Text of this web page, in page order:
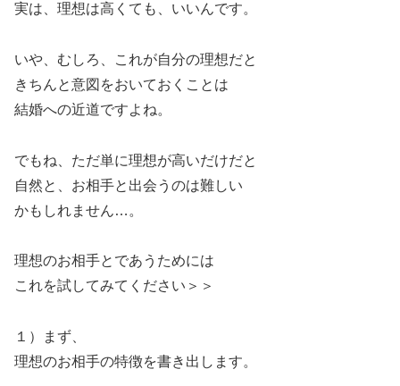
実は、理想は高くても、いいんです。
いや、むしろ、これが自分の理想だと
きちんと意図をおいておくことは
結婚への近道ですよね。
でもね、ただ単に理想が高いだけだと
自然と、お相手と出会うのは難しい
かもしれません…。
理想のお相手とであうためには
これを試してみてください＞＞
１）まず、
理想のお相手の特徴を書き出します。